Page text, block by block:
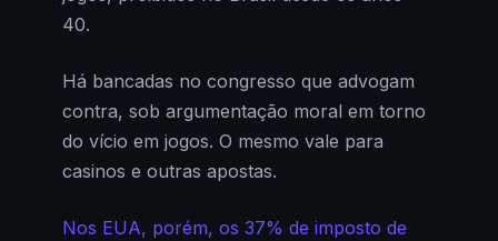
40.
Há bancadas no congresso que advogam
contra, sob argumentação moral em torno
do vício em jogos. O mesmo vale para
casinos e outras apostas.
Nos EUA, porém, os 37% de imposto de